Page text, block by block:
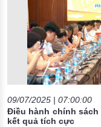
09/07/2025 | 07:00:00
Điều hành chính sách
kết quả tích cực